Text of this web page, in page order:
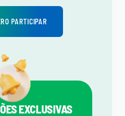
PARTICIPAR
EXCLUSIVAS